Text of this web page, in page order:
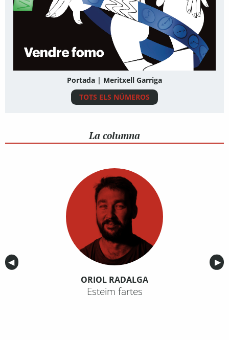
Portada | Meritxell Garriga
TOTS ELS NÚMEROS
La columna
Anterior
◀︎ ▶︎
ORIOL RADALGA
Esteim fartes